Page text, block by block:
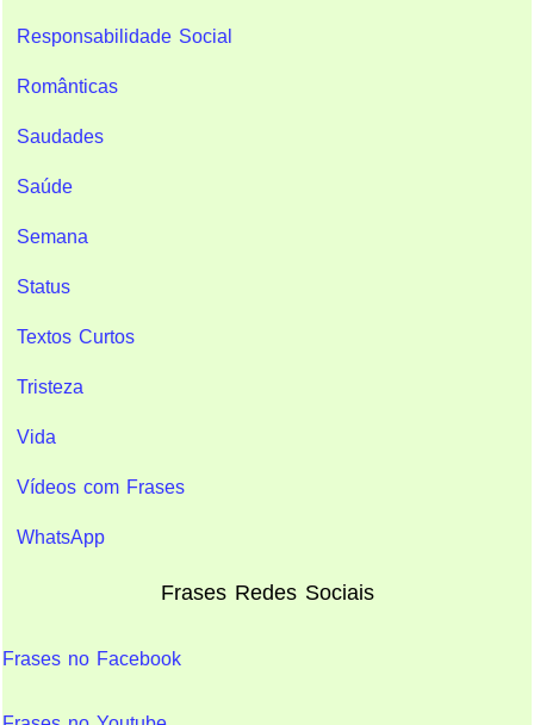
Responsabilidade Social
Românticas
Saudades
Saúde
Semana
Status
Textos Curtos
Tristeza
Vida
Vídeos com Frases
WhatsApp
Frases Redes Sociais
Frases no Facebook